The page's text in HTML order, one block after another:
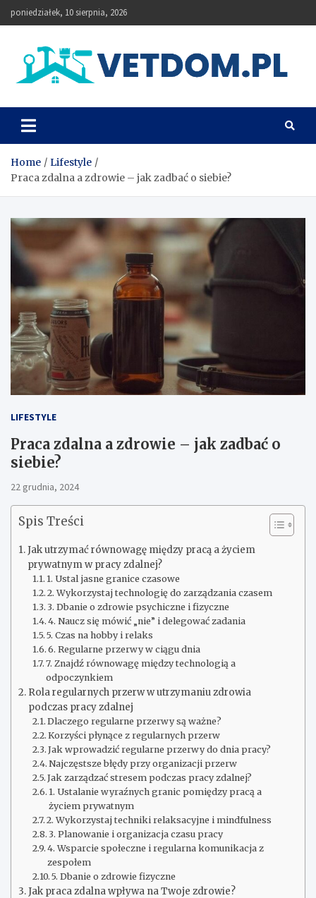
to
poniedziałek, 10 sierpnia, 2026
Vetdom
Home
Lifestyle
Praca zdalna a zdrowie – jak zadbać o siebie?
LIFESTYLE
Praca zdalna a zdrowie – jak zadbać o
siebie?
22 grudnia, 2024
Spis Treści
Jak utrzymać równowagę między pracą a życiem
prywatnym w pracy zdalnej?
1. Ustal jasne granice czasowe
2. Wykorzystaj technologię do zarządzania czasem
3. Dbanie o zdrowie psychiczne i fizyczne
4. Naucz się mówić „nie” i delegować zadania
5. Czas na hobby i relaks
6. Regularne przerwy w ciągu dnia
7. Znajdź równowagę między technologią a
odpoczynkiem
Rola regularnych przerw w utrzymaniu zdrowia
podczas pracy zdalnej
Dlaczego regularne przerwy są ważne?
Korzyści płynące z regularnych przerw
Jak wprowadzić regularne przerwy do dnia pracy?
Najczęstsze błędy przy organizacji przerw
Jak zarządzać stresem podczas pracy zdalnej?
1. Ustalanie wyraźnych granic pomiędzy pracą a
życiem prywatnym
2. Wykorzystaj techniki relaksacyjne i mindfulness
3. Planowanie i organizacja czasu pracy
4. Wsparcie społeczne i regularna komunikacja z
zespołem
5. Dbanie o zdrowie fizyczne
Jak praca zdalna wpływa na Twoje zdrowie?